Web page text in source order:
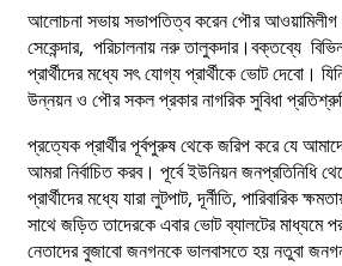
আলোচনা সভায় সভাপতিত্ব করেন পৌর
সেকেন্দার, পরিচালনায় নরু তালুকদার।বক্তব্যে
প্রার্থীদের মধ্যে সৎ যোগ্য প্রার্থীকে ভোট দেবো।
উন্নয়ন ও পৌর সকল প্রকার নাগরিক সুবিধা
প্রত্যেক প্রার্থীর পূর্বপুরুষ থেকে জরিপ করে যে
আমরা নির্বাচিত করব। পূর্বে ইউনিয়ন জনপ্রতিনিধি
প্রার্থীদের মধ্যে যারা লুটপাট, দূর্নীতি, পারিবারিক
সাথে জড়িত তাদেরকে এবার ভোট ব্যালটের মাধ্যমে
নেতাদের বুজাবো জনগনকে ভালবাসতে হয় নতুবা